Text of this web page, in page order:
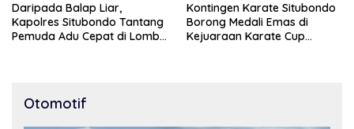
Daripada Balap Liar,
Kapolres Situbondo Tantang
Pemuda Adu Cepat di Lomba
Kontingen Karate Situbondo
Borong Medali Emas di
Kejuaraan Karate Cup
Otomotif